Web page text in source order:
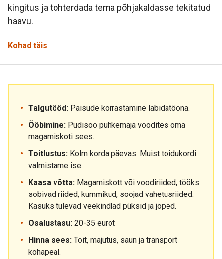
kingitus ja tohterdada tema põhjakaldasse tekitatud
haavu.
Kohad täis
Talgutööd: Paisude korrastamine labidatööna.
Ööbimine: Pudisoo puhkemaja voodites oma
magamiskoti sees.
Toitlustus: Kolm korda päevas. Muist toidukordi
valmistame ise.
Kaasa võtta: Magamiskott või voodiriided, tööks
sobivad riided, kummikud, soojad vahetusriided.
Kasuks tulevad veekindlad püksid ja joped.
Osalustasu: 20-35 eurot
Hinna sees: Toit, majutus, saun ja transport
kohapeal.